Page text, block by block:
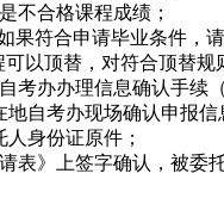
不合格课程成绩；
果符合申请毕业条件
以顶替，对符合顶替
办办理信息确认手
自考办现场确认申报
身份证原件；
表》上签字确认，被委